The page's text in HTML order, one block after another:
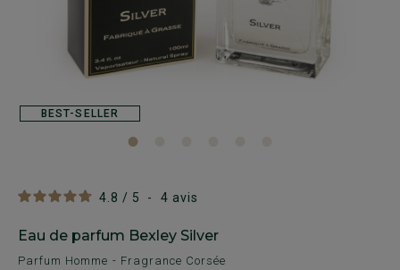
4.8 / 5 - 4 avis
Eau de parfum Bexley Silver
Parfum Homme - Fragrance Corsée
BEST-SELLER